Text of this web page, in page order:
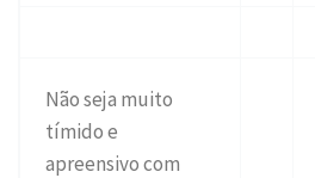
Não seja muito
tímido e
apreensivo com